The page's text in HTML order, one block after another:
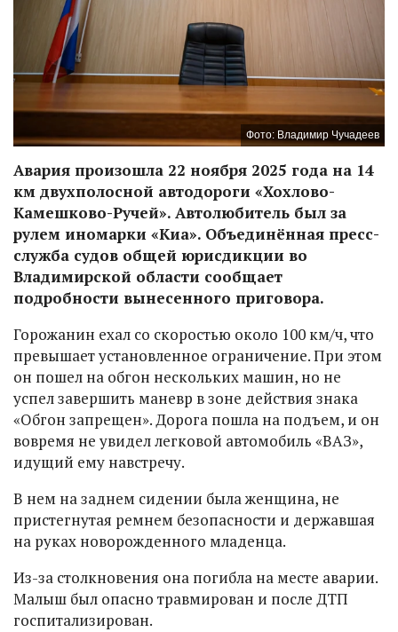
Фото: Владимир Чучадеев
Авария произошла 22 ноября 2025 года на 14
км двухполосной автодороги «Хохлово-
Камешково-Ручей». Автолюбитель был за
рулем иномарки «Киа». Объединённая пресс-
служба судов общей юрисдикции во
Владимирской области сообщает
подробности вынесенного приговора.
Горожанин ехал со скоростью около 100 км/ч, что
превышает установленное ограничение. При этом
он пошел на обгон нескольких машин, но не
успел завершить маневр в зоне действия знака
«Обгон запрещен». Дорога пошла на подъем, и он
вовремя не увидел легковой автомобиль «ВАЗ»,
идущий ему навстречу.
В нем на заднем сидении была женщина, не
пристегнутая ремнем безопасности и державшая
на руках новорожденного младенца.
Из-за столкновения она погибла на месте аварии.
Малыш был опасно травмирован и после ДТП
госпитализирован.